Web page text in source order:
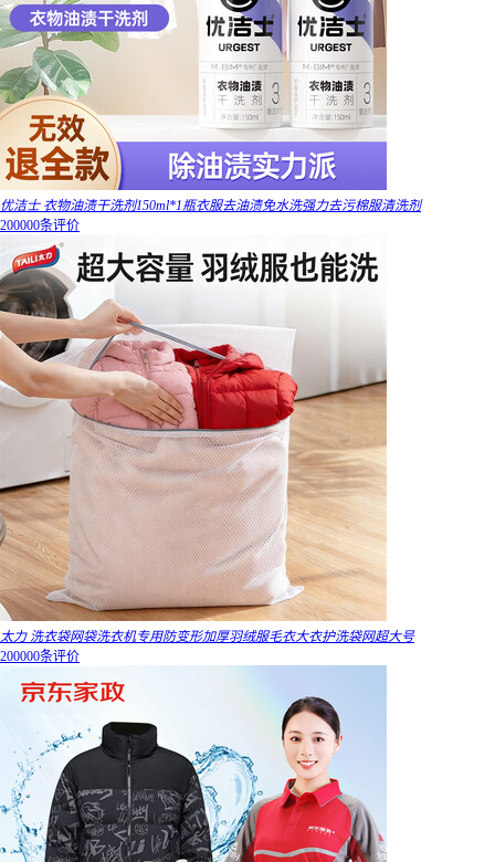
优洁士 衣物油渍干洗剂150ml*1瓶衣服去油渍免水洗强力去污棉服清洗剂
200000条评价
太力 洗衣袋网袋洗衣机专用防变形加厚羽绒服毛衣大衣护洗袋网超大号
200000条评价